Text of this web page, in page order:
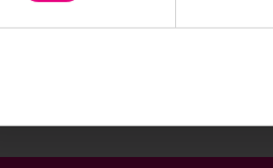
Ontvang regelmatig
inspiratiesessies en